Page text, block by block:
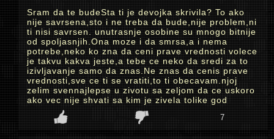
Sram da te budeSta ti je devojka skrivila? To ako
nije savrsena,sto i ne treba da bude,nije problem,ni
ti nisi savrsen. unutrasnje osobine su mnogo bitnije
od spoljasnjih.Ona moze i da smrsa,a i nema
potrebe,neko ko zna da ceni prave vrednosti volece
je takvu kakva jeste,a tebe ce neko da sredi za to
izivljavanje samo da znas.Ne znas da cenis prave
vrednosti,sve ce ti se vratiti,to ti obecavam.njoj
zelim svennajlepse u zivotu sa zeljom da ce uskoro
ako vec nije shvati sa kim je zivela tolike god
7